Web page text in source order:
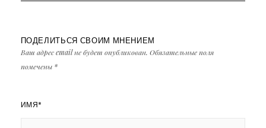
ПОДЕЛИТЬСЯ СВОИМ МНЕНИЕМ
Ваш адрес email не будет опубликован. Обязательные поля
помечены *
ИМЯ*